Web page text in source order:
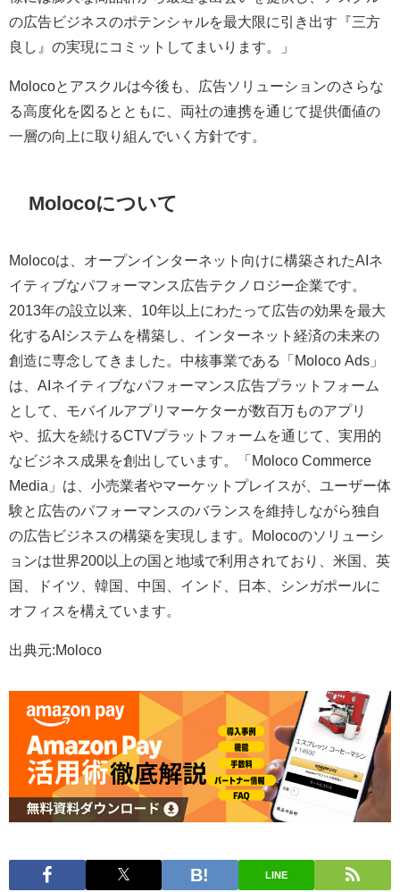
の広告ビジネスのポテンシャルを最大限に引き出す『三方
良し』の実現にコミットしてまいります。」
Molocoとアスクルは今後も、広告ソリューションのさらな
る高度化を図るとともに、両社の連携を通じて提供価値の
一層の向上に取り組んでいく方針です。
Molocoについて
Molocoは、オープンインターネット向けに構築されたAIネ
イティブなパフォーマンス広告テクノロジー企業です。
2013年の設立以来、10年以上にわたって広告の効果を最大
化するAIシステムを構築し、インターネット経済の未来の
創造に専念してきました。中核事業である「Moloco Ads」
は、AIネイティブなパフォーマンス広告プラットフォーム
として、モバイルアプリマーケターが数百万ものアプリ
や、拡大を続けるCTVプラットフォームを通じて、実用的
なビジネス成果を創出しています。「Moloco Commerce
Media」は、小売業者やマーケットプレイスが、ユーザー体
験と広告のパフォーマンスのバランスを維持しながら独自
の広告ビジネスの構築を実現します。Molocoのソリューシ
ョンは世界200以上の国と地域で利用されており、米国、英
国、ドイツ、韓国、中国、インド、日本、シンガポールに
オフィスを構えています。
出典元:Moloco
LINE